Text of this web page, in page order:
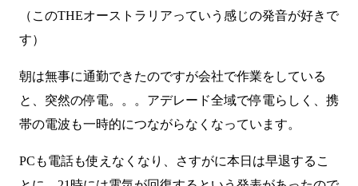
（このTHEオーストラリアっていう感じの発音が好きで
す）
朝は無事に通勤できたのですが会社で作業をしている
と、突然の停電。。。アデレード全域で停電らしく、携
帯の電波も一時的につながらなくなっています。
PCも電話も使えなくなり、さすがに本日は早退するこ